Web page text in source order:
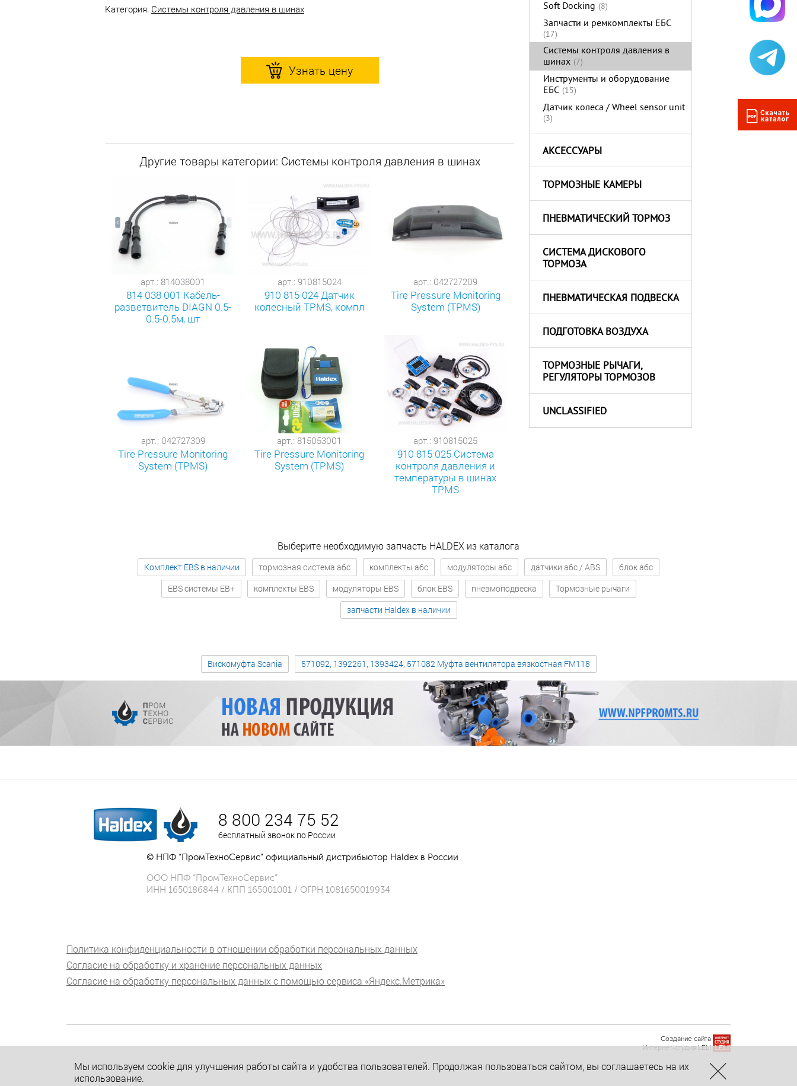
Soft Docking (8)
Запчасти и ремкомплекты ЕБС
(17)
Системы контроля давления в
шинах (7)
Инструменты и оборудование
ЕБС (15)
Датчик колеса / Wheel sensor unit
(3)
АКСЕССУАРЫ
ТОРМОЗНЫЕ КАМЕРЫ
ПНЕВМАТИЧЕСКИЙ ТОРМОЗ
СИСТЕМА ДИСКОВОГО
ТОРМОЗА
ПНЕВМАТИЧЕСКАЯ ПОДВЕСКА
ПОДГОТОВКА ВОЗДУХА
ТОРМОЗНЫЕ РЫЧАГИ,
РЕГУЛЯТОРЫ ТОРМОЗОВ
UNCLASSIFIED
Категория: Системы контроля давления в шинах
Узнать цену
Другие товары категории: Системы контроля давления в шинах
арт.: 814038001
814 038 001 Кабель-
разветвитель DIAGN 0.5-
0.5-0.5м, шт
арт.: 910815024
910 815 024 Датчик
колесный TPMS, компл
арт.: 042727209
Tire Pressure Monitoring
System (TPMS)
арт.: 042727309
Tire Pressure Monitoring
System (TPMS)
арт.: 815053001
Tire Pressure Monitoring
System (TPMS)
арт.: 910815025
910 815 025 Система
контроля давления и
температуры в шинах
TPMS
Выберите необходимую запчасть HALDEX из каталога
Комплект EBS в наличии тормозная система абс комплекты абс модуляторы абс датчики абс / ABS
блок абс
EBS системы EB+
комплекты EBS модуляторы EBS блок EBS пневмоподвеска
Тормозные рычаги
запчасти Haldex в наличии
Вискомуфта Scania 571092, 1392261, 1393424, 571082 Муфта вентилятора вязкостная FM118
8 800 234 75 52
бесплатный звонок по России
© НПФ “ПромТехноСервис” официальный дистрибьютор Haldex в России
ООО НПФ “ПромТехноСервис”
ИНН 1650186844 / КПП 165001001 / ОГРН 1081650019934
Политика конфиденциальности в отношении обработки персональных данных
Согласие на обработку и хранение персональных данных
Согласие на обработку персональных данных с помощью сервиса «Яндекс.Метрика»
Создание сайта
Интернет-студия LELI
Мы используем cookie для улучшения работы сайта и удобства пользователей. Продолжая пользоваться сайтом, вы соглашаетесь на их
использование.